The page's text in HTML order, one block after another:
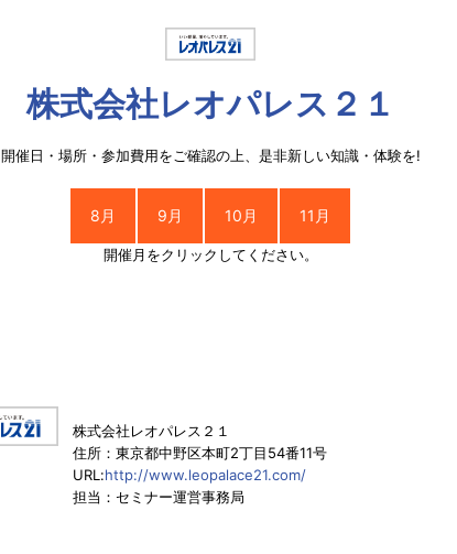
株式会社レオパレス２１
開催日・場所・参加費用をご確認の上、是非新しい知識・体験を!
8月 9月 10月 11月
開催月をクリックしてください。
株式会社レオパレス２１
住所：東京都中野区本町2丁目54番11号
URL:http://www.leopalace21.com/
担当：セミナー運営事務局